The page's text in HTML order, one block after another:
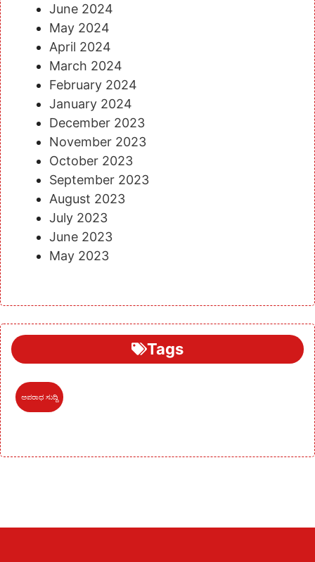
June 2024
May 2024
April 2024
March 2024
February 2024
January 2024
December 2023
November 2023
October 2023
September 2023
August 2023
July 2023
June 2023
May 2023
Tags
ಅಪರಾಧ ಸುದ್ದಿ